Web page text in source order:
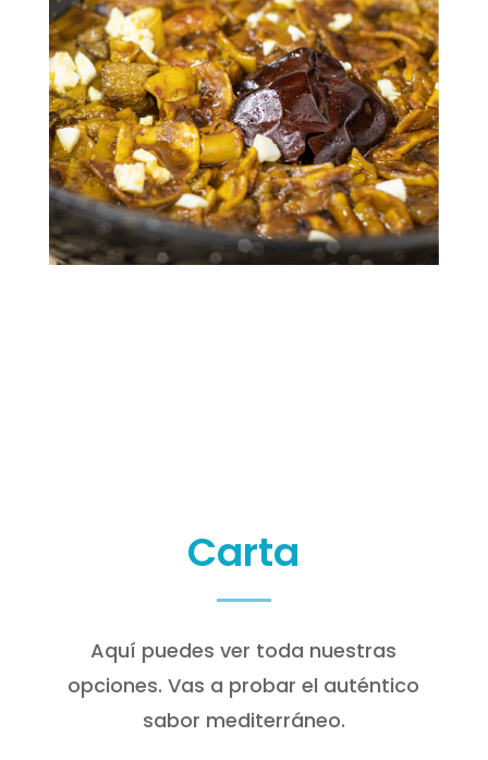
Carta
Aquí puedes ver toda nuestras
opciones. Vas a probar el auténtico
sabor mediterráneo.